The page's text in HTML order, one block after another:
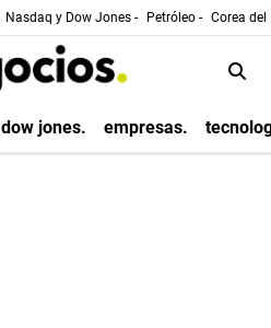
Nasdaq y Dow Jones - Petróleo - Corea
dow jones. empresas.